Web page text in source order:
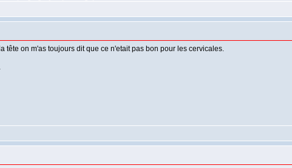
tête on m'as toujours dit que ce n'etait pas bon pour les cervicales.